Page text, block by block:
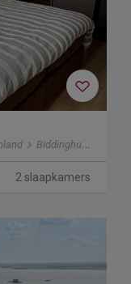
Biddinghuizen
2 slaapkamers